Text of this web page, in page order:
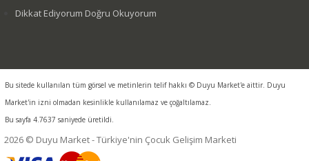
Dikkat Ediyorum Doğru Okuyorum
Bu sitede kullanılan tüm görsel ve metinlerin telif hakkı © Duyu Market'e aittir. Duyu
Market'in izni olmadan kesinlikle kullanılamaz ve çoğaltılamaz.
Bu sayfa 4.7637 saniyede üretildi.
2026 © Duyu Market - Türkiye'nin Çocuk Gelişim Marketi